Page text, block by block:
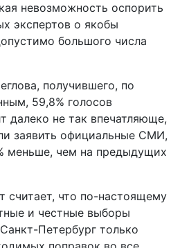
невозможность оспорить
экспертов о якобы
большого числа
получившего, по
59,8% голосов
далеко не так впечатляюще,
заявить официальные СМИ,
меньше, чем на предыдущих
считает, что по-настоящему
и честные выборы
Петербург только